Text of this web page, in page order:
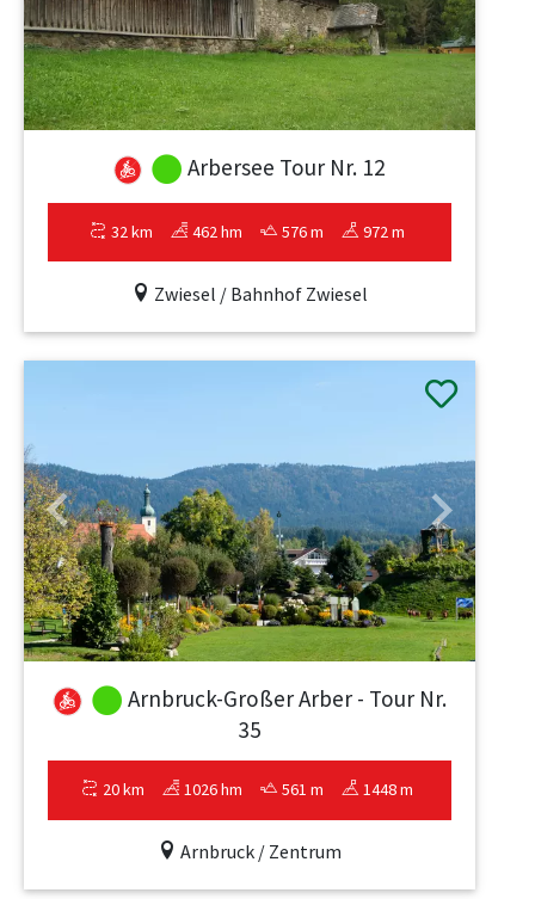
Arbersee Tour Nr. 12
32 km 462 hm 576 m 972 m
Zwiesel / Bahnhof Zwiesel
Previous Next
Arnbruck-Großer Arber - Tour Nr.
35
20 km 1026 hm 561 m 1448 m
Arnbruck / Zentrum